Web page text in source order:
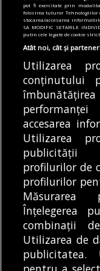
ajutor
05/08/2026
Articole
Noi
și
afectate
©
Găzduit de
Despre
Noi
Media
Kit
pot fi exercitate prin
folosirea tuturor Tehnologiilor
stocarea/accesarea
SA MODIFIC SETARILE
putin cele legate de cookie
Atât noi, cât și
Utilizarea
conținutului
performanței
accesarea
Utilizarea
publicității
profilurilor de
profilurilor
Măsurarea
Înțelegerea
combinații
Utilizarea de